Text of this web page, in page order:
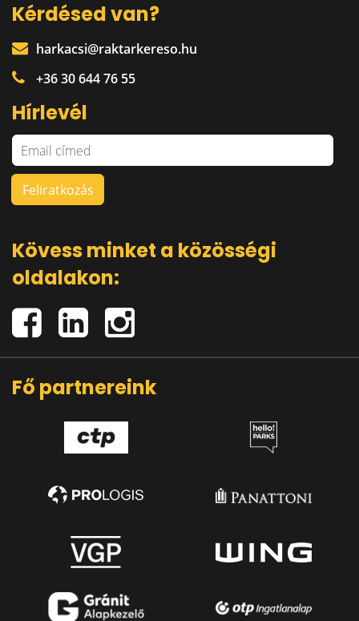
Kérdésed van?
harkacsi@raktarkereso.hu
+36 30 644 76 55
Hírlevél
Kövess minket a közösségi
oldalakon:
Fő partnereink